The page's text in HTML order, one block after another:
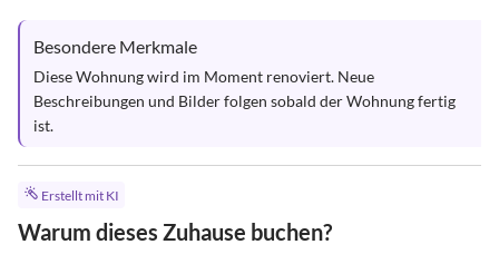
Besondere Merkmale
Diese Wohnung wird im Moment renoviert. Neue
Beschreibungen und Bilder folgen sobald der Wohnung fertig
ist.
Erstellt mit KI
Warum dieses Zuhause buchen?